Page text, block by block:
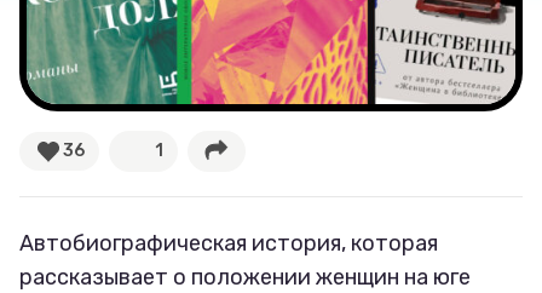
36 1
Автобиографическая история, которая
рассказывает о положении женщин на юге